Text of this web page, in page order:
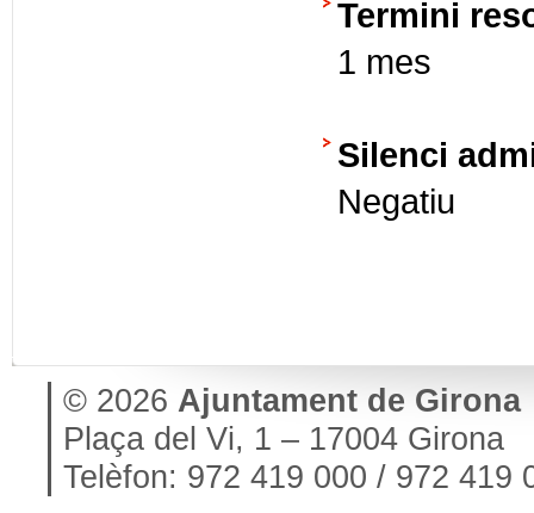
Termini
1 mes
Silenci
Negatiu
© 2026 Ajuntament de Girona
Plaça del Vi, 1 – 17004 Girona
Telèfon: 972 419 000 / 972 419